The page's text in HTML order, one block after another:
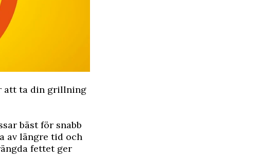
att ta din grillning
bäst för snabb
av längre tid och
fettet ger